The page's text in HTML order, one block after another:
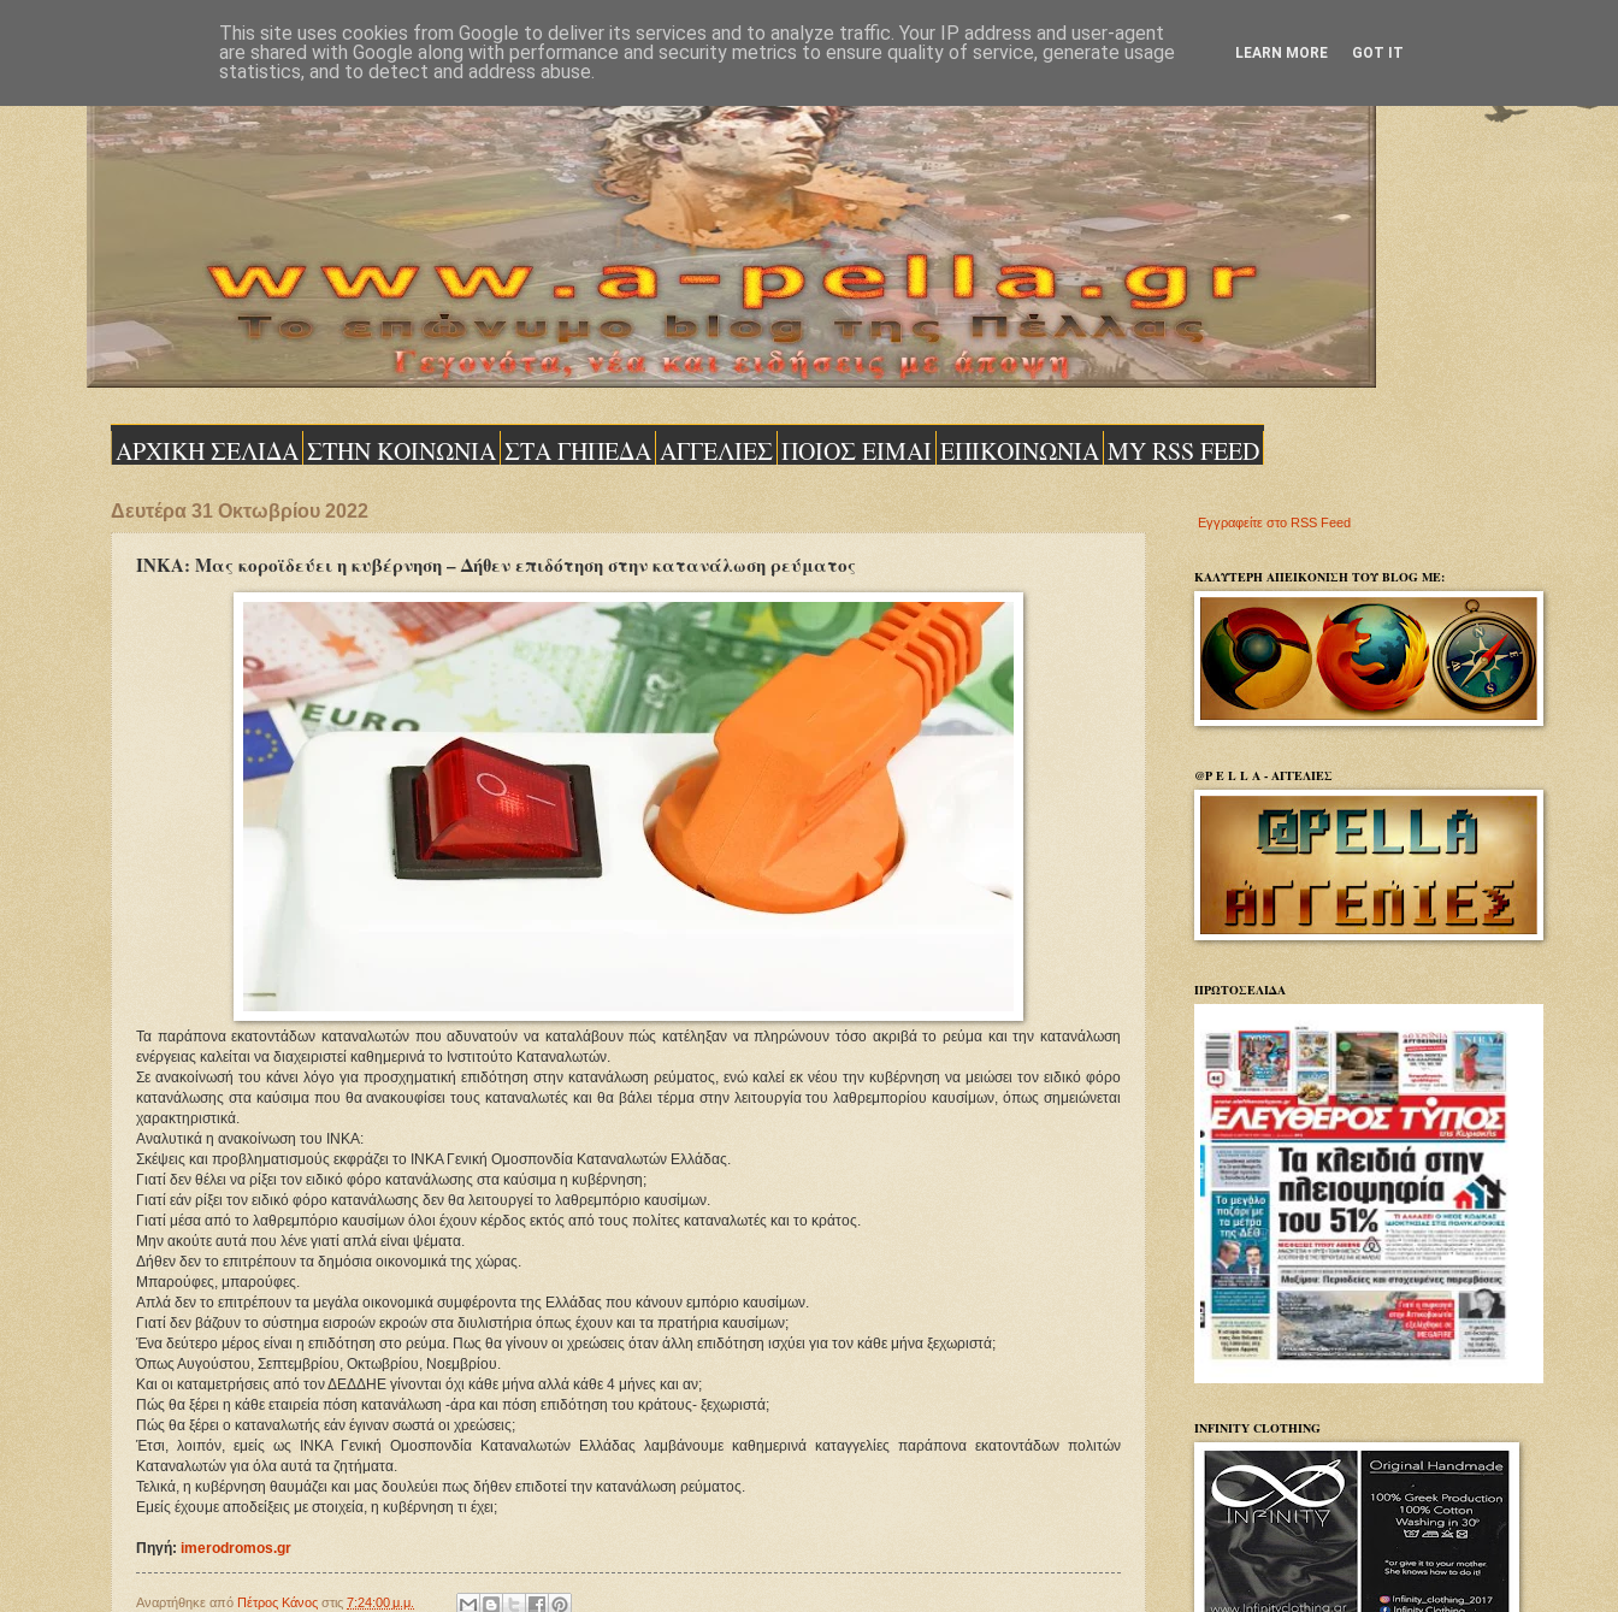
ΑΡΧΙΚΗ ΣΕΛΙΔΑ ΣΤΗΝ ΚΟΙΝΩΝΙΑ ΣΤΑ ΓΗΠΕΔΑ ΑΓΓΕΛΙΕΣ ΠΟΙΟΣ ΕΙΜΑΙ ΕΠΙΚΟΙΝΩΝΙΑ MY RSS FEED
Δευτέρα 31 Οκτωβρίου 2022
INKA: Μας κοροϊδεύει η κυβέρνηση – Δήθεν επιδότηση στην κατανάλωση ρεύματος
Τα παράπονα εκατοντάδων καταναλωτών που αδυνατούν να καταλάβουν πώς κατέληξαν να πληρώνουν τόσο ακριβά το ρεύμα και την κατανάλωση
ενέργειας καλείται να διαχειριστεί καθημερινά το Ινστιτούτο Καταναλωτών.
Σε ανακοίνωσή του κάνει λόγο για προσχηματική επιδότηση στην κατανάλωση ρεύματος, ενώ καλεί εκ νέου την κυβέρνηση να μειώσει τον ειδικό φόρο
κατανάλωσης στα καύσιμα που θα ανακουφίσει τους καταναλωτές και θα βάλει τέρμα στην λειτουργία του λαθρεμπορίου καυσίμων, όπως σημειώνεται
χαρακτηριστικά.
Αναλυτικά η ανακοίνωση του ΙΝΚΑ:
Σκέψεις και προβληματισμούς εκφράζει το ΙΝΚΑ Γενική Ομοσπονδία Καταναλωτών Ελλάδας.
Γιατί δεν θέλει να ρίξει τον ειδικό φόρο κατανάλωσης στα καύσιμα η κυβέρνηση;
Γιατί εάν ρίξει τον ειδικό φόρο κατανάλωσης δεν θα λειτουργεί το λαθρεμπόριο καυσίμων.
Γιατί μέσα από το λαθρεμπόριο καυσίμων όλοι έχουν κέρδος εκτός από τους πολίτες καταναλωτές και το κράτος.
Μην ακούτε αυτά που λένε γιατί απλά είναι ψέματα.
Δήθεν δεν το επιτρέπουν τα δημόσια οικονομικά της χώρας.
Μπαρούφες, μπαρούφες.
Απλά δεν το επιτρέπουν τα μεγάλα οικονομικά συμφέροντα της Ελλάδας που κάνουν εμπόριο καυσίμων.
Γιατί δεν βάζουν το σύστημα εισροών εκροών στα διυλιστήρια όπως έχουν και τα πρατήρια καυσίμων;
Ένα δεύτερο μέρος είναι η επιδότηση στο ρεύμα. Πως θα γίνουν οι χρεώσεις όταν άλλη επιδότηση ισχύει για τον κάθε μήνα ξεχωριστά;
Όπως Αυγούστου, Σεπτεμβρίου, Οκτωβρίου, Νοεμβρίου.
Και οι καταμετρήσεις από τον ΔΕΔΔΗΕ γίνονται όχι κάθε μήνα αλλά κάθε 4 μήνες και αν;
Πώς θα ξέρει η κάθε εταιρεία πόση κατανάλωση -άρα και πόση επιδότηση του κράτους- ξεχωριστά;
Πώς θα ξέρει ο καταναλωτής εάν έγιναν σωστά οι χρεώσεις;
Έτσι, λοιπόν, εμείς ως ΙΝΚΑ Γενική Ομοσπονδία Καταναλωτών Ελλάδας λαμβάνουμε καθημερινά καταγγελίες παράπονα εκατοντάδων πολιτών
Καταναλωτών για όλα αυτά τα ζητήματα.
Τελικά, η κυβέρνηση θαυμάζει και μας δουλεύει πως δήθεν επιδοτεί την κατανάλωση ρεύματος.
Εμείς έχουμε αποδείξεις με στοιχεία, η κυβέρνηση τι έχει;
Πηγή: imerodromos.gr
Αναρτήθηκε από Πέτρος Κάνος στις 7:24:00 μ.μ.
Εγγραφείτε στο RSS Feed
ΚΑΛΥΤΕΡΗ ΑΠΕΙΚΟΝΙΣΗ ΤΟΥ BLOG ΜΕ:
@P E L L A - ΑΓΓΕΛΙΕΣ
ΠΡΩΤΟΣΕΛΙΔΑ
INFINITY CLOTHING
This site uses cookies from Google to deliver its services and to analyze traffic. Your IP address and user-agent
are shared with Google along with performance and security metrics to ensure quality of service, generate usage
statistics, and to detect and address abuse.
LEARN MORE GOT IT